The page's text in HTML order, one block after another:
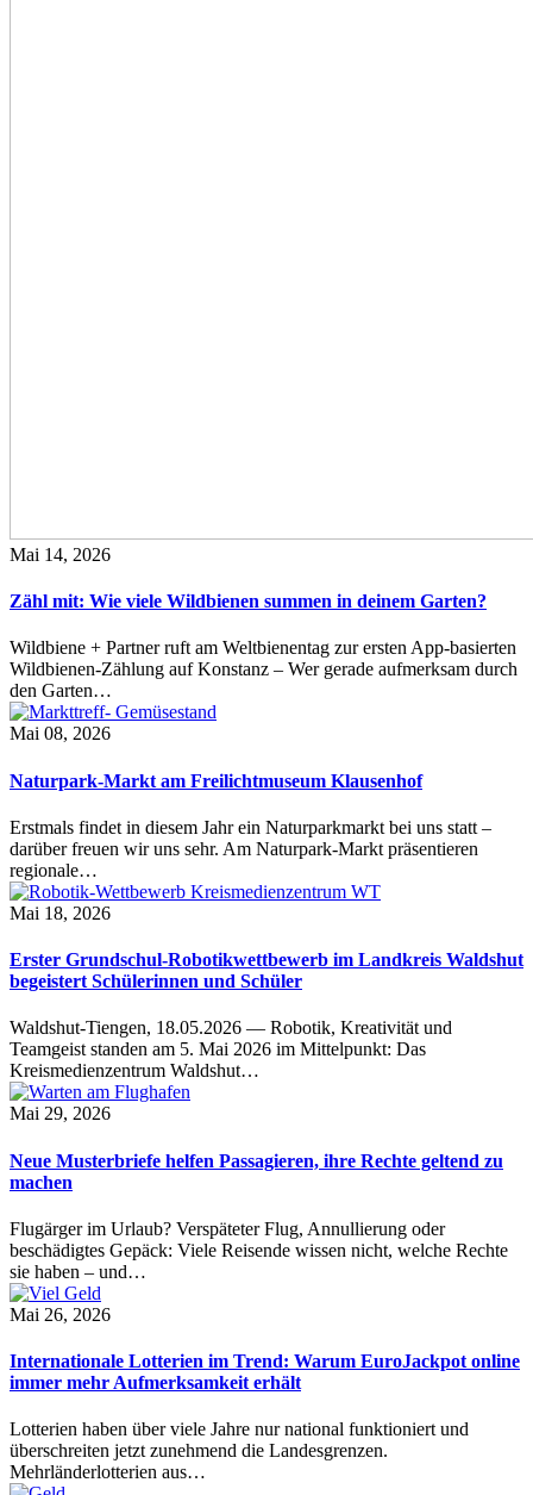
Mai 14, 2026
Zähl mit: Wie viele Wildbienen summen in deinem Garten?
Wildbiene + Partner ruft am Weltbienentag zur ersten App-basierten
Wildbienen-Zählung auf Konstanz – Wer gerade aufmerksam durch
den Garten…
Mai 08, 2026
Naturpark-Markt am Freilichtmuseum Klausenhof
Erstmals findet in diesem Jahr ein Naturparkmarkt bei uns statt –
darüber freuen wir uns sehr. Am Naturpark-Markt präsentieren
regionale…
Mai 18, 2026
Erster Grundschul-Robotikwettbewerb im Landkreis Waldshut
begeistert Schülerinnen und Schüler
Waldshut-Tiengen, 18.05.2026 — Robotik, Kreativität und
Teamgeist standen am 5. Mai 2026 im Mittelpunkt: Das
Kreismedienzentrum Waldshut…
Mai 29, 2026
Neue Musterbriefe helfen Passagieren, ihre Rechte geltend zu
machen
Flugärger im Urlaub? Verspäteter Flug, Annullierung oder
beschädigtes Gepäck: Viele Reisende wissen nicht, welche Rechte
sie haben – und…
Mai 26, 2026
Internationale Lotterien im Trend: Warum EuroJackpot online
immer mehr Aufmerksamkeit erhält
Lotterien haben über viele Jahre nur national funktioniert und
überschreiten jetzt zunehmend die Landesgrenzen.
Mehrländerlotterien aus…